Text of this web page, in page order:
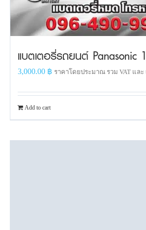
แบตเตอรี่รถยนต์ Panasonic
3,000.00 ฿ ราคาโดยประมาณ รวม VAT และ
Add to cart